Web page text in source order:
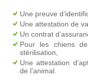
Une preuve
Une attestation de
Un contrat
Pour les chiens
stérilisation,
Une attestation
de l’animal.